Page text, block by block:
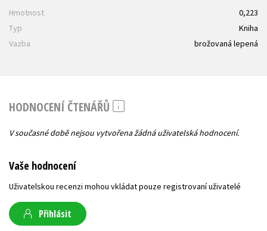
Hmotnost
0,223
Typ
Kniha
Vazba
brožovaná lepená
HODNOCENÍ ČTENÁŘŮ
V současné době nejsou vytvořena žádná uživatelská hodnocení.
Vaše hodnocení
Uživatelskou recenzi mohou vkládat pouze registrovaní uživatelé
Přihlásit